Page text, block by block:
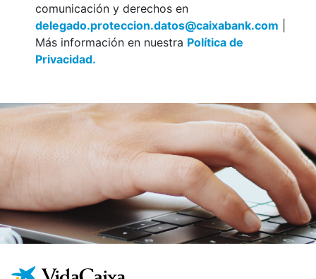
comunicación y derechos en
delegado.proteccion.datos@caixabank.com
Más información en nuestra Política de
Privacidad.